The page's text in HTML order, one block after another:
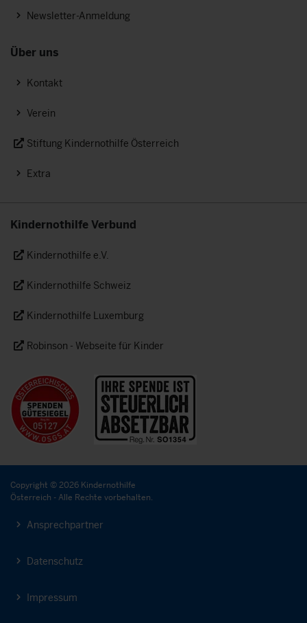
Newsletter-Anmeldung
Über uns
Kontakt
Verein
Stiftung Kindernothilfe Österreich
Extra
Kindernothilfe Verbund
Kindernothilfe e.V.
Kindernothilfe Schweiz
Kindernothilfe Luxemburg
Robinson - Webseite für Kinder
Copyright © 2026 Kindernothilfe
Österreich - Alle Rechte vorbehalten.
Ansprechpartner
Datenschutz
Impressum